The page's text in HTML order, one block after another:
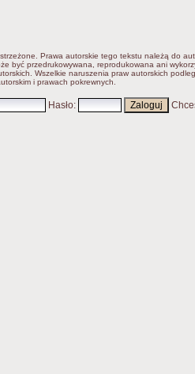
Prawa autorskie tego tekstu należą do
być przedrukowywana, reprodukowana ani
Wszelkie naruszenia praw autorskich
i prawach pokrewnych.
Hasło: